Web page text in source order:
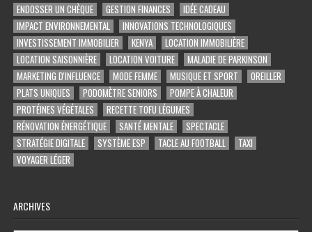
ENDOSSER UN CHÈQUE
GESTION FINANCES
IDÉE CADEAU
IMPACT ENVIRONNEMENTAL
INNOVATIONS TECHNOLOGIQUES
INVESTISSEMENT IMMOBILIER
KENYA
LOCATION IMMOBILIÈRE
LOCATION SAISONNIÈRE
LOCATION VOITURE
MALADIE DE PARKINSON
MARKETING D'INFLUENCE
MODE FEMME MUSIQUE ET SPORT
OREILLER
PLATS UNIQUES
PODOMÈTRE SENIORS
POMPE À CHALEUR
PROTÉINES VÉGÉTALES
RECETTE TOFU LÉGUMES
RÉNOVATION ÉNERGÉTIQUE
SANTÉ MENTALE
SPECTACLE
STRATÉGIE DIGITALE
SYSTÈME ESP TACLE AU FOOTBALL
TAXI
VOYAGER LÉGER
ARCHIVES